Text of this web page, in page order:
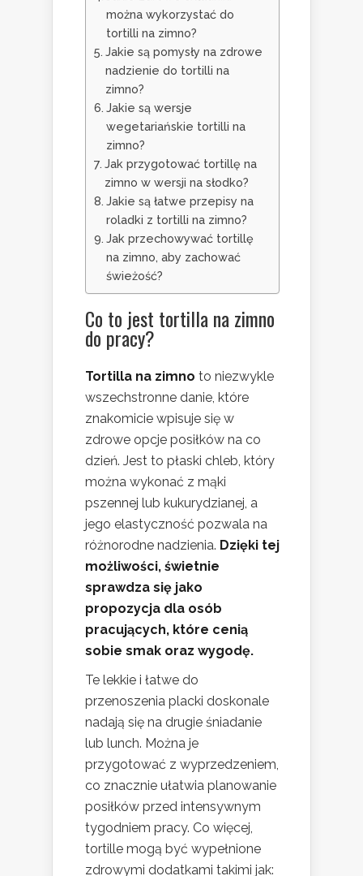
można wykorzystać do
tortilli na zimno?
Jakie są pomysły na zdrowe
nadzienie do tortilli na
zimno?
Jakie są wersje
wegetariańskie tortilli na
zimno?
Jak przygotować tortillę na
zimno w wersji na słodko?
Jakie są łatwe przepisy na
roladki z tortilli na zimno?
Jak przechowywać tortillę
na zimno, aby zachować
świeżość?
Co to jest tortilla na zimno
do pracy?
Tortilla na zimno to niezwykle
wszechstronne danie, które
znakomicie wpisuje się w
zdrowe opcje posiłków na co
dzień. Jest to płaski chleb, który
można wykonać z mąki
pszennej lub kukurydzianej, a
jego elastyczność pozwala na
różnorodne nadzienia. Dzięki tej
możliwości, świetnie
sprawdza się jako
propozycja dla osób
pracujących, które cenią
sobie smak oraz wygodę.
Te lekkie i łatwe do
przenoszenia placki doskonale
nadają się na drugie śniadanie
lub lunch. Można je
przygotować z wyprzedzeniem,
co znacznie ułatwia planowanie
posiłków przed intensywnym
tygodniem pracy. Co więcej,
tortille mogą być wypełnione
zdrowymi dodatkami takimi jak: